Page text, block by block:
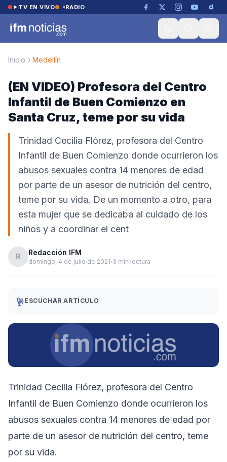
Saltar al contenido
TV EN VIVO RADIO
Inicio Medellín
(EN VIDEO) Profesora del Centro
Infantil de Buen Comienzo en
Santa Cruz, teme por su vida
Trinidad Cecilia Flórez, profesora del Centro
Infantil de Buen Comienzo donde ocurrieron los
abusos sexuales contra 14 menores de edad
por parte de un asesor de nutrición del centro,
teme por su vida. De un momento a otro, para
esta mujer que se dedicaba al cuidado de los
niños y a coordinar el cent
R Redacción IFM
domingo, 4 de julio de 2021 3 min lectura
ESCUCHAR ARTÍCULO
Trinidad Cecilia Flórez, profesora del Centro
Infantil de Buen Comienzo donde ocurrieron los
abusos sexuales contra 14 menores de edad por
parte de un asesor de nutrición del centro, teme
por su vida.